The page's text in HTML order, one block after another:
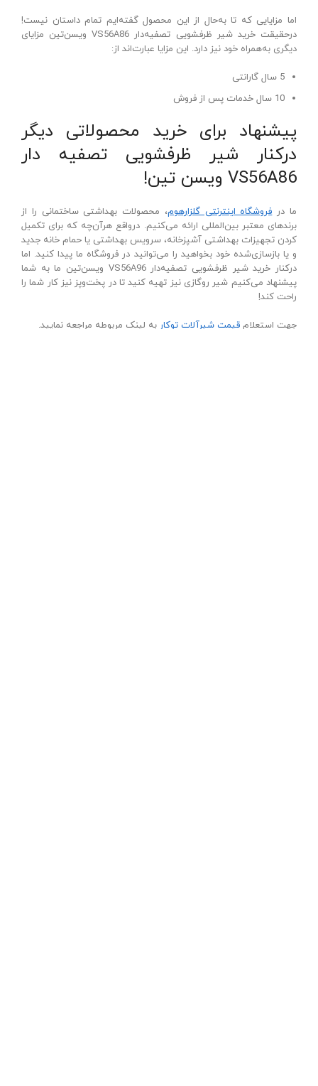
اما مزایایی که تا به‌حال از این محصول گفته‌ایم تمام داستان نیست!
درحقیقت خرید شیر ظرفشویی تصفیه‌دار VS56A86 ویسن‌تین مزایای
دیگری به‌همراه خود نیز دارد. این مزایا عبارت‌اند از:
5 سال گارانتی
10 سال خدمات پس از فروش
پیشنهاد برای خرید محصولاتی دیگر
درکنار شیر ظرفشویی تصفیه‌ دار
VS56A86 ویسن‌ تین!
ما درفروشگاه اینترنتی گلزارهوم، محصولات بهداشتی ساختمانی را از
برندهای معتبر بین‌المللی ارائه می‌کنیم. درواقع هرآن‌چه که برای تکمیل
کردن تجهیزات بهداشتی آشپزخانه، سرویس بهداشتی یا حمام خانه جدید
و یا بازسازی‌شده خود بخواهید را می‌توانید در فروشگاه ما پیدا کنید. اما
درکنار خرید شیر ظرفشویی تصفیه‌دار VS56A96 ویسن‌تین ما به شما
پیشنهاد می‌کنیم شیر روگازی نیز تهیه کنید تا در پخت‌و‌پز نیز کار شما را
راحت کند!
جهت استعلام قیمت شیرآلات توکار به لینک مربوطه مراجعه نمایید.